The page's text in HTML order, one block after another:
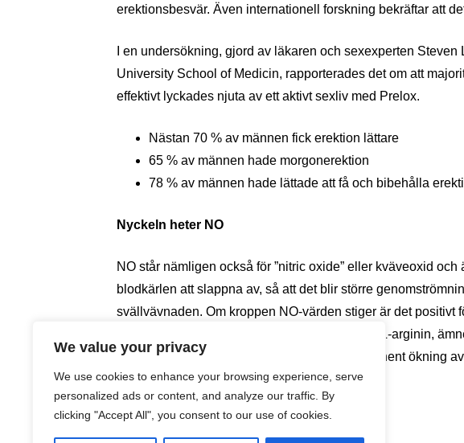
We value your privacy
We use cookies to enhance your browsing experience, serve
personalized ads or content, and analyze our traffic. By
clicking "Accept All", you consent to our use of cookies.
erektionsbesvär. Även internationell forskning bekräftar att
I en undersökning, gjord av läkaren och sexexperten Steven
University School of Medicin, rapporterades det om att
effektivt lyckades njuta av ett aktivt sexliv med Prelox.
Nästan 70 % av männen fick erektion lättare
65 % av männen hade morgonerektion
78 % av männen hade lättade att få och bibehålla
Nyckeln heter NO
NO står nämligen också för ”nitric oxide” eller kväveoxid och
blodkärlen att slappna av, så att det blir större
svällvävnaden. Om kroppen NO-värden stiger är det positivt
innehåller Pycnogenolextrakt och aminosyran L-arginin,
Vid regelbundet intag av Prelox sker en permanent ökning
en varaktig förbättring av kretsloppet.
________